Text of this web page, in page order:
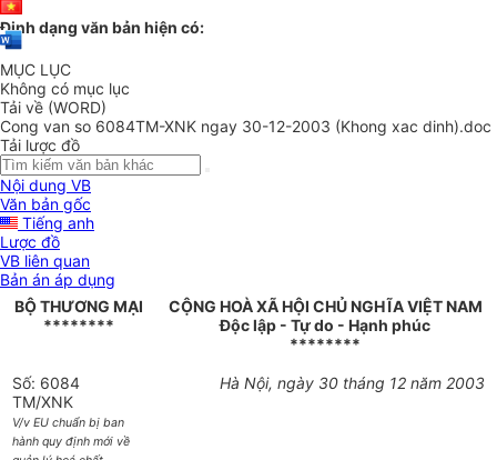
Định dạng văn bản hiện có:
MỤC LỤC
Không có mục lục
Tải về (WORD)
Cong van so 6084TM-XNK ngay 30-12-2003 (Khong xac dinh).doc
Tải lược đồ
Nội dung VB
Văn bản gốc
Tiếng anh
Lược đồ
VB liên quan
Bản án áp dụng
BỘ THƯƠNG MẠI
********
CỘNG HOÀ XÃ HỘI CHỦ NGHĨA VIỆT NAM
Độc lập - Tự do - Hạnh phúc
********
Số: 6084
TM/XNK
V/v EU chuẩn bị ban
hành quy định mới về
Hà Nội, ngày 30 tháng 12 năm 2003